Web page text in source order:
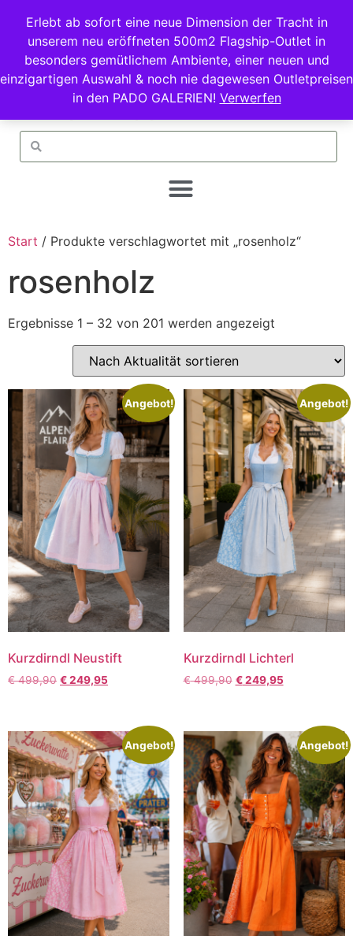
Erlebt ab sofort eine neue Dimension der Tracht in
unserem neu eröffneten 500m2 Flagship-Outlet in
besonders gemütlichem Ambiente, einer neuen und
einzigartigen Auswahl & noch nie dagewesen Outletpreisen
in den PADO GALERIEN! Verwerfen
Start / Produkte verschlagwortet mit „rosenholz“
rosenholz
Ergebnisse 1 – 32 von 201 werden angezeigt
Angebot!
Kurzdirndl Neustift
€499,90 €249,95
Angebot!
Kurzdirndl Lichterl
€499,90 €249,95
Angebot! Angebot!